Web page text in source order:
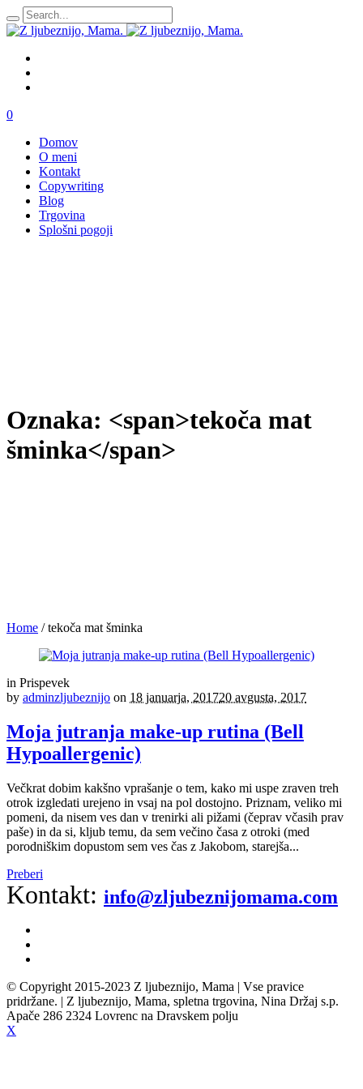
0
Domov
O meni
Kontakt
Copywriting
Blog
Trgovina
Splošni pogoji
Oznaka: <span>tekoča mat
šminka</span>
Home /tekoča mat šminka
in Prispevek
by adminzljubeznijo on 18 januarja, 201720 avgusta, 2017
Moja jutranja make-up rutina (Bell
Hypoallergenic)
Večkrat dobim kakšno vprašanje o tem, kako mi uspe zraven treh
otrok izgledati urejeno in vsaj na pol dostojno. Priznam, veliko mi
pomeni, da nisem ves dan v trenirki ali pižami (čeprav včasih prav
paše) in da si, kljub temu, da sem večino časa z otroki (med
porodniškim dopustom sem ves čas z Jakobom, starejša...
Preberi
Kontakt: info@zljubeznijomama.com
© Copyright 2015-2023 Z ljubeznijo, Mama | Vse pravice
pridržane. | Z ljubeznijo, Mama, spletna trgovina, Nina Držaj s.p.
Apače 286 2324 Lovrenc na Dravskem polju
X